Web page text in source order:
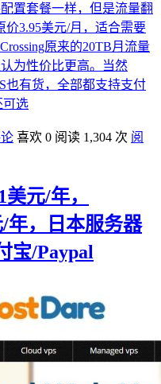
置套餐一样，但是流量翻
3.95美元/月，适合需要
原来的20TB月流量
为性价比更高。当然
也有货，全部都支持支付
可选
喜欢 0 阅读 1,304 次 阅
元/年，
年，日本服务器
宝/Paypal